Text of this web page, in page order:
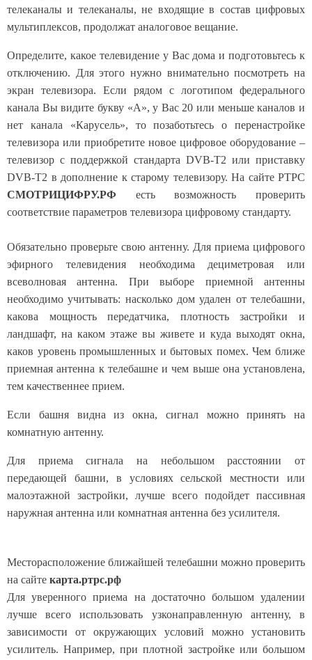
телеканалы и телеканалы, не входящие в состав цифровых
мультиплексов, продолжат аналоговое вещание.
Определите, какое телевидение у Вас дома и подготовьтесь к
отключению. Для этого нужно внимательно посмотреть на
экран телевизора. Если рядом с логотипом федерального
канала Вы видите букву «А», у Вас 20 или меньше каналов и
нет канала «Карусель», то позаботьтесь о перенастройке
телевизора или приобретите новое цифровое оборудование –
телевизор с поддержкой стандарта DVB-T2 или приставку
DVB-T2 в дополнение к старому телевизору. На сайте РТРС
СМОТРИЦИФРУ.РФ есть возможность проверить
соответствие параметров телевизора цифровому стандарту.
Обязательно проверьте свою антенну. Для приема цифрового
эфирного телевидения необходима дециметровая или
всеволновая антенна. При выборе приемной антенны
необходимо учитывать: насколько дом удален от телебашни,
какова мощность передатчика, плотность застройки и
ландшафт, на каком этаже вы живете и куда выходят окна,
каков уровень промышленных и бытовых помех. Чем ближе
приемная антенна к телебашне и чем выше она установлена,
тем качественнее прием.
Если башня видна из окна, сигнал можно принять на
комнатную антенну.
Для приема сигнала на небольшом расстоянии от
передающей башни, в условиях сельской местности или
малоэтажной застройки, лучше всего подойдет пассивная
наружная антенна или комнатная антенна без усилителя.
Месторасположение ближайшей телебашни можно проверить
на сайте карта.ртрс.рф
Для уверенного приема на достаточно большом удалении
лучше всего использовать узконаправленную антенну, в
зависимости от окружающих условий можно установить
усилитель. Например, при плотной застройке или большом